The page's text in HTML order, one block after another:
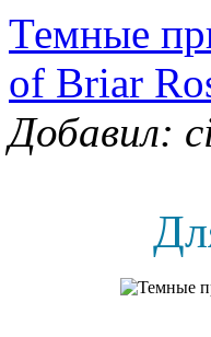
Темные
of Briar
Добавил: